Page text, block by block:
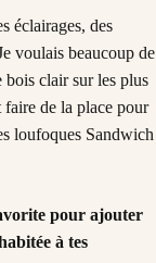
éclairages, des
voulais beaucoup de
bois clair sur les plus
faire de la place pour
loufoques Sandwich
pour ajouter
à tes